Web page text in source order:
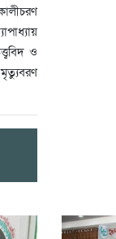
ও
মৃত্যুবরণ